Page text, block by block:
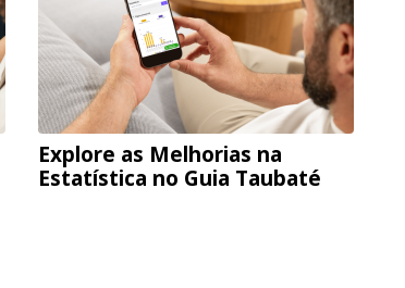
Explore as Melhorias na
Estatística no Guia Taubaté